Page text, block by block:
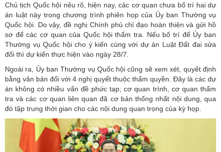
Chủ tịch Quốc hội nêu rõ, hiện nay, các cơ quan chưa bố trí hai dự
án luật này trong chương trình phiên họp của Ủy ban Thường vụ
Quốc hội. Do vậy, đề nghị Chính phủ chỉ đạo hoàn thiện và gửi hồ
sơ để các cơ quan của Quốc hội thẩm tra. Nếu bố trí để Ủy ban
Thường vụ Quốc hội cho ý kiến cùng với dự án Luật Đất đai sửa
đổi thì dự kiến thực hiện vào ngày 28/7.
Ngoài ra, Ủy ban Thường vụ Quốc hội cũng sẽ xem xét, quyết định
bằng văn bản đối với 4 nghị quyết thuộc thẩm quyền. Đây là các dự
án không có nhiều vấn đề phức tạp; cơ quan trình, cơ quan thẩm
tra và các cơ quan liên quan đã cơ bản thống nhất nội dung, qua
đó tập trung thời gian cho các nội dung quan trọng của kỳ họp.